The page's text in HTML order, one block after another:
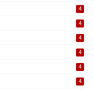
4
4
4
4
4
4